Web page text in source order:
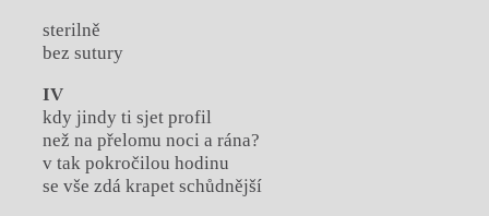
sterilně
bez sutury
IV
kdy jindy ti sjet profil
než na přelomu noci a rána?
v tak pokročilou hodinu
se vše zdá krapet schůdnější